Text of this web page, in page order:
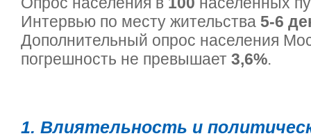
Интервью по месту жительства 5-6
Дополнительный опрос населения
погрешность не превышает 3,6%.
1. Влиятельность и